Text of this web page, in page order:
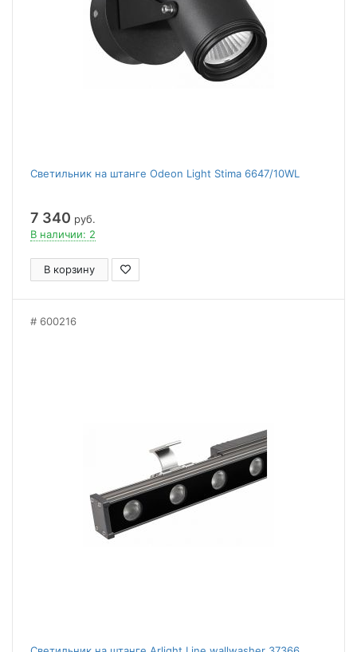
Светильник на штанге Odeon Light Stima 6647/10WL
7 340 руб.
В наличии: 2
В корзину
600216